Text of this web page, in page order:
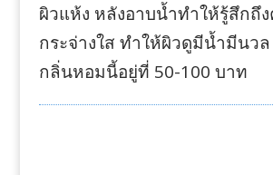
ผิวแห้ง หลังอาบน้ำทำให้รู้สึกถึ
กระจ่างใส ทำให้ผิวดูมีน้ำมีนว
กลิ่นหอมนี้อยู่ที่ 50-100 บาท